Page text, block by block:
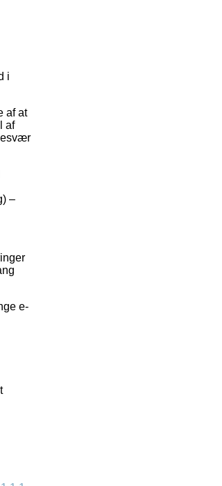
i
af at
af
–
e-